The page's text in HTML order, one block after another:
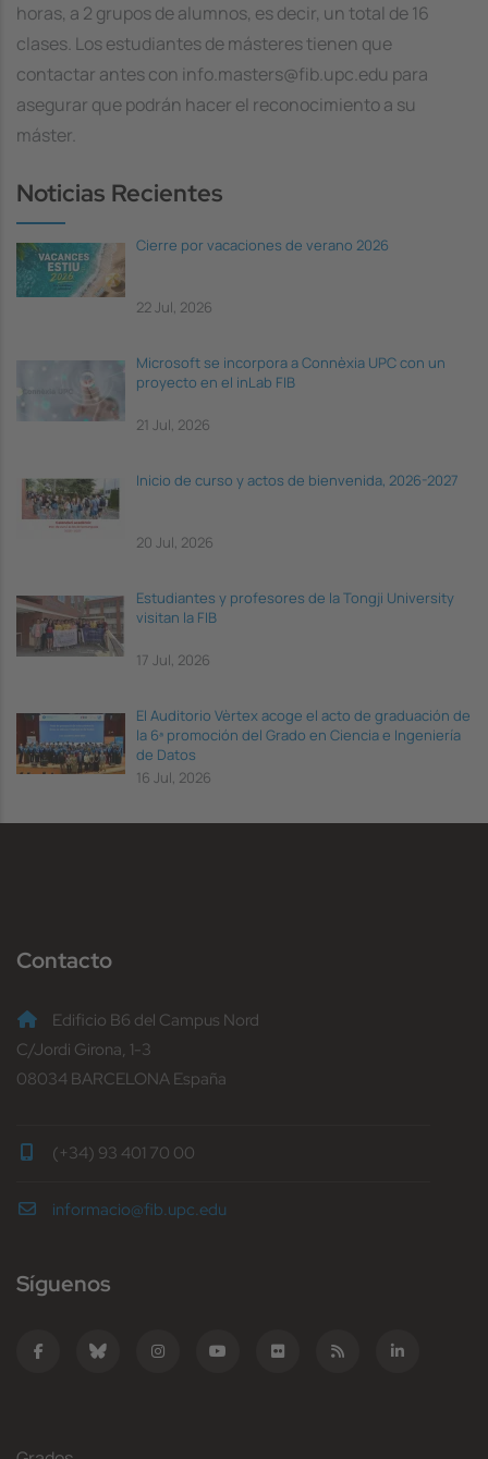
horas, a 2 grupos de alumnos, es decir, un total de 16
clases. Los estudiantes de másteres tienen que
contactar antes con info.masters@fib.upc.edu para
asegurar que podrán hacer el reconocimiento a su
máster.
Noticias Recientes
Cierre por vacaciones de verano 2026
22 Jul, 2026
Microsoft se incorpora a Connèxia UPC con un
proyecto en el inLab FIB
21 Jul, 2026
Inicio de curso y actos de bienvenida, 2026-2027
20 Jul, 2026
Estudiantes y profesores de la Tongji University
visitan la FIB
17 Jul, 2026
El Auditorio Vèrtex acoge el acto de graduación de
la 6ª promoción del Grado en Ciencia e Ingeniería
de Datos
16 Jul, 2026
Contacto
Edificio B6 del Campus Nord
C/Jordi Girona, 1-3
08034 BARCELONA España
(+34) 93 401 70 00
informacio@fib.upc.edu
Síguenos